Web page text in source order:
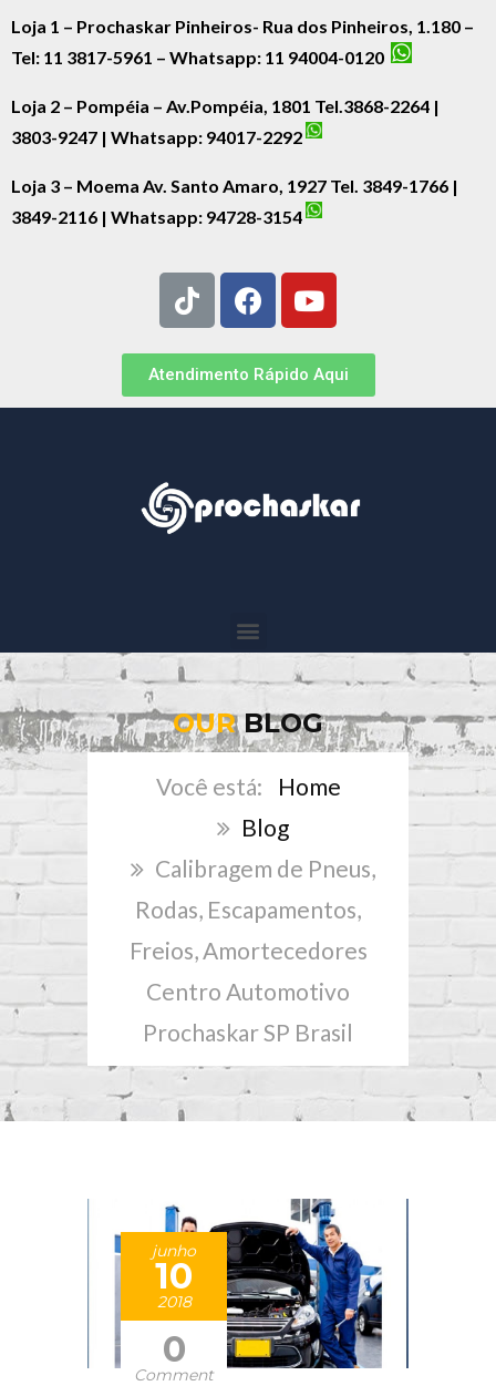
Loja 1 – Prochaskar Pinheiros- Rua dos Pinheiros, 1.180 –
Tel: 11 3817-5961 – Whatsapp: 11 94004-0120
Loja 2 – Pompéia – Av.Pompéia, 1801 Tel.3868-2264 |
3803-9247 | Whatsapp: 94017-2292
Loja 3 – Moema Av. Santo Amaro, 1927 Tel. 3849-1766 |
3849-2116 | Whatsapp: 94728-3154
Atendimento Rápido Aqui
OURBLOG
Home
Blog
Calibragem de Pneus,
Rodas, Escapamentos,
Freios, Amortecedores
Centro Automotivo
Prochaskar SP Brasil
junho
10
2018
0
Comment